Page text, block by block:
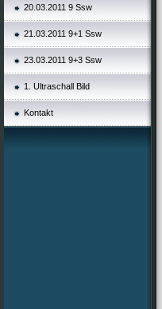
20.03.2011 9 Ssw
21.03.2011 9+1 Ssw
23.03.2011 9+3 Ssw
1. Ultraschall Bild
Kontakt